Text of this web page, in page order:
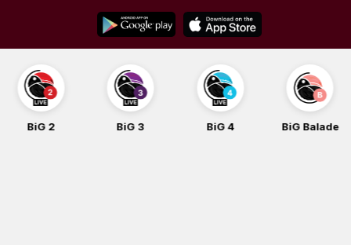
content
BiG 2 BiG 3 BiG 4 BiG Balade